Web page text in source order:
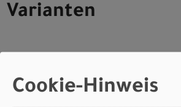
Varianten
Scott Addict 50 -
orange - XXS
Cookie-Hinweis